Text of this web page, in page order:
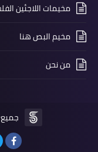
وفات
الحاج ‏محمود
مخيمات اللاجئين
مخيم البص هنا
من نحن